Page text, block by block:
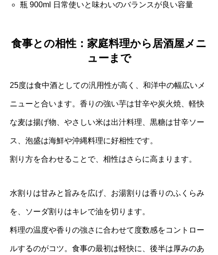
瓶 900ml 日常使いと味わいのバランスが良い容量
食事との相性：家庭料理から居酒屋メニ
ューまで
25度は食中酒としての汎用性が高く、和洋中の幅広いメ
ニューと合います。香りの強い芋は甘辛や炭火焼、軽快
な麦は揚げ物、やさしい米は出汁料理、黒糖は甘辛ソー
ス、泡盛は海鮮や沖縄料理に好相性です。
割り方を合わせることで、相性はさらに高まります。
水割りは甘みと旨みを広げ、お湯割りは香りのふくらみ
を、ソーダ割りはキレで油を切ります。
料理の温度や香りの強さに合わせて度数感をコントロー
ルするのがコツ。食事の最初は軽快に、後半は厚みのあ